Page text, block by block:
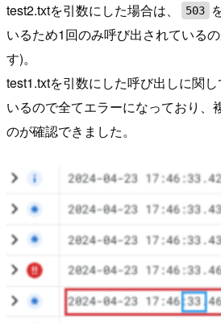
test2.txtを引数にした場合は、 503
いるため1回のみ呼び出されている
す)。
test1.txtを引数にした呼び出しに関し
いるので全てエラーになっており、
のが確認できました。